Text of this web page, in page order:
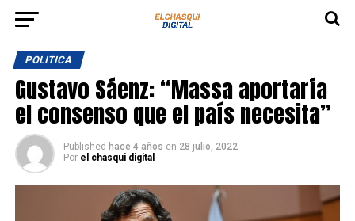
POLITICA
Gustavo Sáenz: “Massa aportaría
el consenso que el país necesita”
Published hace 4 años en 28 julio, 2022
Por el chasqui digital